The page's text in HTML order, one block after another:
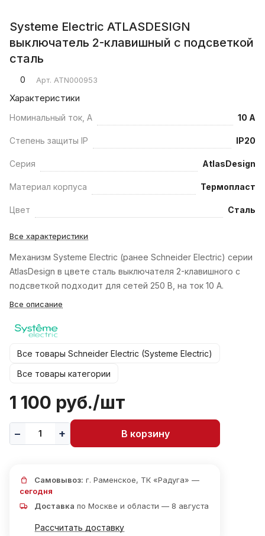
Systeme Electric ATLASDESIGN
выключатель 2-клавишный с подсветкой
сталь
0 Арт. ATN000953
Характеристики
Номинальный ток, А 10 А
Степень защиты IP IP20
Серия AtlasDesign
Материал корпуса Термопласт
Цвет Сталь
Все характеристики
Механизм Systeme Electric (ранее Schneider Electric) серии
AtlasDesign в цвете сталь выключателя 2-клавишного c
подсветкой подходит для сетей 250 В, на ток 10 А.
Все описание
Все товары Schneider Electric (Systeme Electric)
Все товары категории
1 100 руб./шт
В корзину
Самовывоз: г. Раменское, ТК «Радуга» —
сегодня
Доставка по Москве и области — 8 августа
Рассчитать доставку